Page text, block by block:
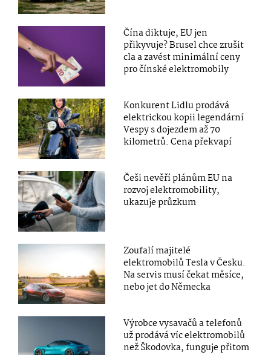
Čína diktuje, EU jen
přikyvuje? Brusel chce zrušit
cla a zavést minimální ceny
pro čínské elektromobily
Konkurent Lidlu prodává
elektrickou kopii legendární
Vespy s dojezdem až 70
kilometrů. Cena překvapí
Češi nevěří plánům EU na
rozvoj elektromobility,
ukazuje průzkum
Zoufalí majitelé
elektromobilů Tesla v Česku.
Na servis musí čekat měsíce,
nebo jet do Německa
Výrobce vysavačů a telefonů
už prodává víc elektromobilů
než Škodovka, funguje přitom